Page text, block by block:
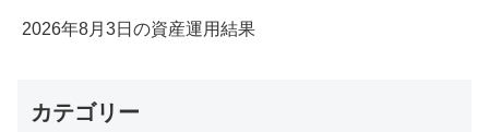
2026年8月3日の資産運用結果
カテゴリー